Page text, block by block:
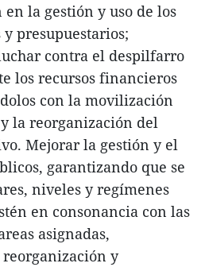
la gestión y uso de los
presupuestarios;
contra el despilfarro
los recursos financieros
con la movilización
la reorganización del
Mejorar la gestión y el
garantizando que se
niveles y regímenes
en consonancia con las
asignadas,
y